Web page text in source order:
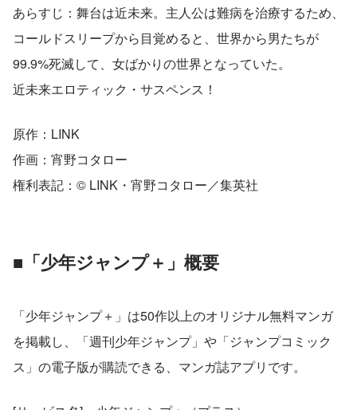
あらすじ：舞台は近未来。主人公は難病を治療するため、
コールドスリープから目覚めると、世界から男たちが
99.9%死滅して、女ばかりの世界となっていた。
近未来エロティック・サスペンス！
原作：LINK
作画：宵野コタロー
権利表記：© LINK・宵野コタロー／集英社
■「少年ジャンプ＋」概要
「少年ジャンプ＋」は50作以上のオリジナル無料マンガ
を掲載し、「週刊少年ジャンプ」や「ジャンプコミック
ス」の電子版が購読できる、マンガ誌アプリです。